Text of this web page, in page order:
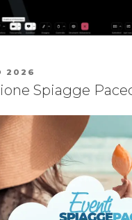
2026
Spiagge